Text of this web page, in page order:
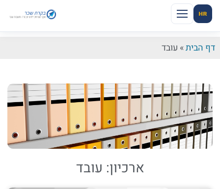
HR
דף הבית» עובד
ארכיון: עובד